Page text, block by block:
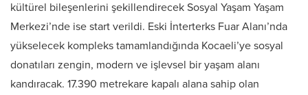
kültürel bileşenlerini şekillendirecek Sosyal Yaşam Yaşam
Merkezi’nde ise start verildi. Eski İnterterks Fuar Alanı’nda
yükselecek kompleks tamamlandığında Kocaeli’ye sosyal
donatıları zengin, modern ve işlevsel bir yaşam alanı
kandıracak. 17.390 metrekare kapalı alana sahip olan